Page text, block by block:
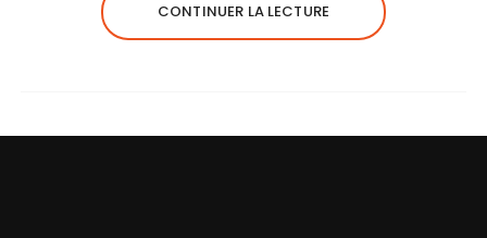
CONTINUER LA LECTURE